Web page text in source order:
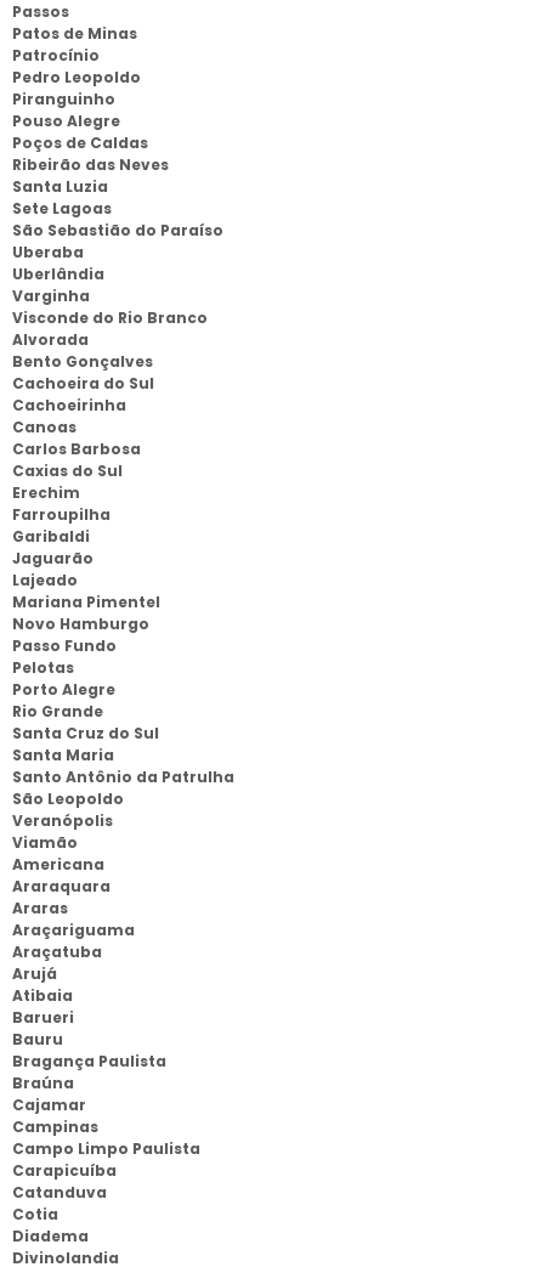
Passos
Patos de Minas
Patrocínio
Pedro Leopoldo
Piranguinho
Pouso Alegre
Poços de Caldas
Ribeirão das Neves
Santa Luzia
Sete Lagoas
São Sebastião do Paraíso
Uberaba
Uberlândia
Varginha
Visconde do Rio Branco
Alvorada
Bento Gonçalves
Cachoeira do Sul
Cachoeirinha
Canoas
Carlos Barbosa
Caxias do Sul
Erechim
Farroupilha
Garibaldi
Jaguarão
Lajeado
Mariana Pimentel
Novo Hamburgo
Passo Fundo
Pelotas
Porto Alegre
Rio Grande
Santa Cruz do Sul
Santa Maria
Santo Antônio da Patrulha
São Leopoldo
Veranópolis
Viamão
Americana
Araraquara
Araras
Araçariguama
Araçatuba
Arujá
Atibaia
Barueri
Bauru
Bragança Paulista
Braúna
Cajamar
Campinas
Campo Limpo Paulista
Carapicuíba
Catanduva
Cotia
Diadema
Divinolandia